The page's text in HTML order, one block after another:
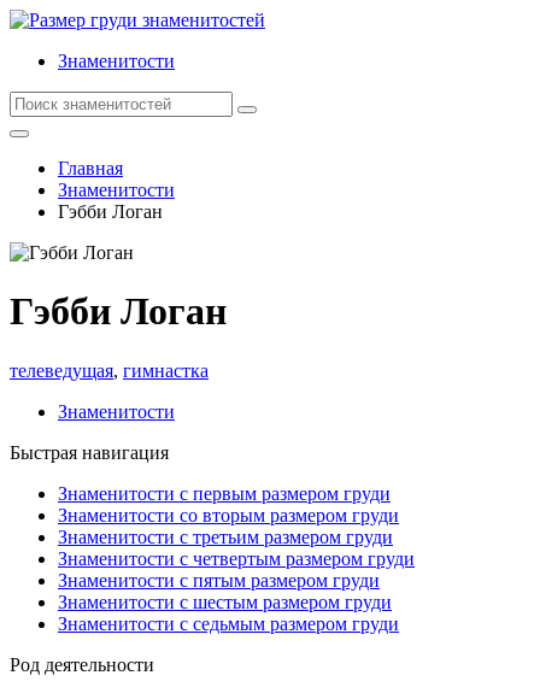
Знаменитости
Главная
Знаменитости
Гэбби Логан
Гэбби Логан
телеведущая, гимнастка
Знаменитости
Быстрая навигация
Знаменитости с первым размером груди
Знаменитости со вторым размером груди
Знаменитости с третьим размером груди
Знаменитости с четвертым размером груди
Знаменитости с пятым размером груди
Знаменитости с шестым размером груди
Знаменитости с седьмым размером груди
Род деятельности